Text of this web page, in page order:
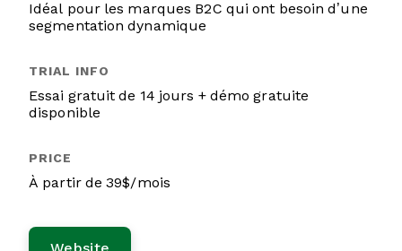
Idéal pour les marques B2C qui ont besoin d’une
segmentation dynamique
Essai gratuit de 14 jours + démo gratuite
disponible
À partir de 39$/mois
Website